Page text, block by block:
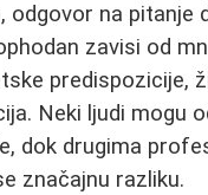
odgovor na pitanje
zavisi od
predispozicije,
Neki ljudi mogu
dok drugima
značajnu razliku.